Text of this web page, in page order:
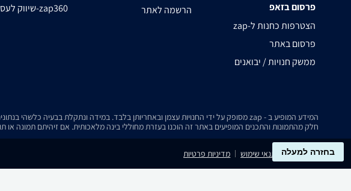
פרסום בזאפ
zap-הצטרפות כחנות ל
פרסום באתר
ממשק חנויות / יבואנים
הרשמה לאתר
שיווק לעסקים-zap360
המידע המופיע ב - zap מסופק על ידי החנויות עצמן ובאחריותן בלבד. במידה ונתקלת בבעיה כלשהי בנתונים המוצגים באתר, אנא שלח אלינו הודעה ואנו נטפל בעניין.
חלק מהתמונות והתכנים המופיעים באתר זה הוכנו בעזרת מחוללי בינה מלאכותית. אם זיהיתם תמונה או
בחזרה למעלה
נגישות תנאי שימוש מדיניות פרטיות